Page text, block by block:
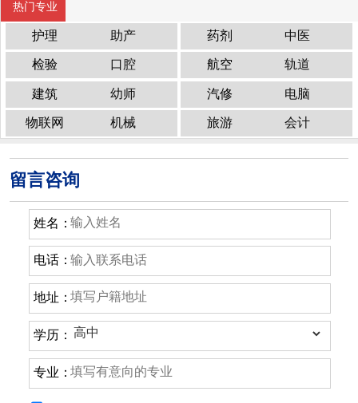
热门专业
护理 助产 药剂 中医
检验 口腔 航空 轨道
建筑 幼师 汽修 电脑
物联网 机械 旅游 会计
留言咨询
姓名：
电话：
地址：
学历：
专业：